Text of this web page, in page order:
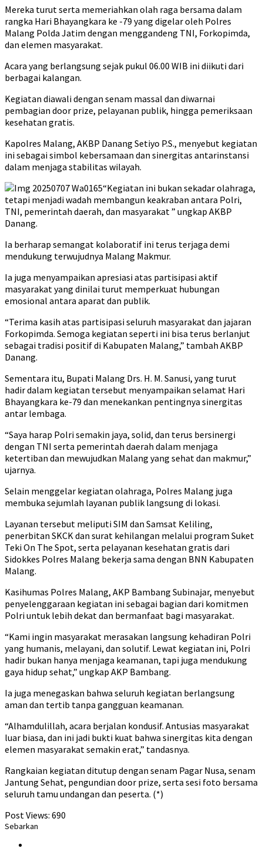
Mereka turut serta memeriahkan olah raga bersama dalam
rangka Hari Bhayangkara ke -79 yang digelar oleh Polres
Malang Polda Jatim dengan menggandeng TNI, Forkopimda,
dan elemen masyarakat.
Acara yang berlangsung sejak pukul 06.00 WIB ini diikuti dari
berbagai kalangan.
Kegiatan diawali dengan senam massal dan diwarnai
pembagian door prize, pelayanan publik, hingga pemeriksaan
kesehatan gratis.
Kapolres Malang, AKBP Danang Setiyo P.S., menyebut kegiatan
ini sebagai simbol kebersamaan dan sinergitas antarinstansi
dalam menjaga stabilitas wilayah.
“Kegiatan ini bukan sekadar olahraga,
tetapi menjadi wadah membangun keakraban antara Polri,
TNI, pemerintah daerah, dan masyarakat ” ungkap AKBP
Danang.
Ia berharap semangat kolaboratif ini terus terjaga demi
mendukung terwujudnya Malang Makmur.
Ia juga menyampaikan apresiasi atas partisipasi aktif
masyarakat yang dinilai turut memperkuat hubungan
emosional antara aparat dan publik.
“Terima kasih atas partisipasi seluruh masyarakat dan jajaran
Forkopimda. Semoga kegiatan seperti ini bisa terus berlanjut
sebagai tradisi positif di Kabupaten Malang,” tambah AKBP
Danang.
Sementara itu, Bupati Malang Drs. H. M. Sanusi, yang turut
hadir dalam kegiatan tersebut menyampaikan selamat Hari
Bhayangkara ke-79 dan menekankan pentingnya sinergitas
antar lembaga.
“Saya harap Polri semakin jaya, solid, dan terus bersinergi
dengan TNI serta pemerintah daerah dalam menjaga
ketertiban dan mewujudkan Malang yang sehat dan makmur,”
ujarnya.
Selain menggelar kegiatan olahraga, Polres Malang juga
membuka sejumlah layanan publik langsung di lokasi.
Layanan tersebut meliputi SIM dan Samsat Keliling,
penerbitan SKCK dan surat kehilangan melalui program Suket
Teki On The Spot, serta pelayanan kesehatan gratis dari
Sidokkes Polres Malang bekerja sama dengan BNN Kabupaten
Malang.
Kasihumas Polres Malang, AKP Bambang Subinajar, menyebut
penyelenggaraan kegiatan ini sebagai bagian dari komitmen
Polri untuk lebih dekat dan bermanfaat bagi masyarakat.
“Kami ingin masyarakat merasakan langsung kehadiran Polri
yang humanis, melayani, dan solutif. Lewat kegiatan ini, Polri
hadir bukan hanya menjaga keamanan, tapi juga mendukung
gaya hidup sehat,” ungkap AKP Bambang.
Ia juga menegaskan bahwa seluruh kegiatan berlangsung
aman dan tertib tanpa gangguan keamanan.
“Alhamdulillah, acara berjalan kondusif. Antusias masyarakat
luar biasa, dan ini jadi bukti kuat bahwa sinergitas kita dengan
elemen masyarakat semakin erat,” tandasnya.
Rangkaian kegiatan ditutup dengan senam Pagar Nusa, senam
Jantung Sehat, pengundian door prize, serta sesi foto bersama
seluruh tamu undangan dan peserta. (*)
Post Views: 690
Sebarkan